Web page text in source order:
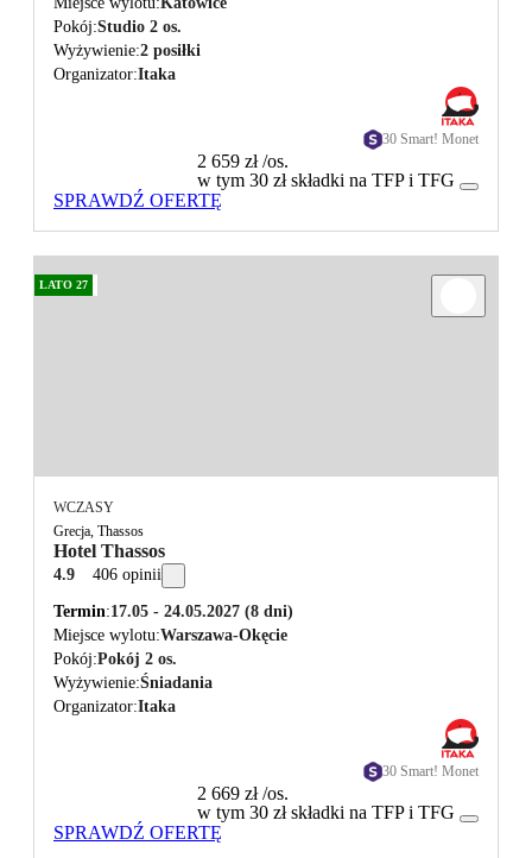
Pokój Studio 2 os.
Wyżywienie 2 posiłki
Organizator Itaka
30 Smart! Monet
2 659 zł/os.
w tym 30 zł składki na TFP i TFG
SPRAWDŹ OFERTĘ
LATO 27
WCZASY
Grecja, Thassos
Hotel Thassos
4.9 406 opinii
Termin 17.05 - 24.05.2027 (8 dni)
Miejsce wylotu Warszawa-Okęcie
Pokój Pokój 2 os.
Wyżywienie Śniadania
Organizator Itaka
30 Smart! Monet
2 669 zł/os.
w tym 30 zł składki na TFP i TFG
SPRAWDŹ OFERTĘ